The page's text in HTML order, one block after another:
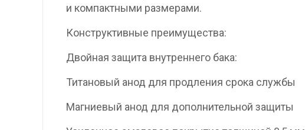
и компактными размерами.
Конструктивные преимущества:
Двойная защита внутреннего бака:
Титановый анод для продления срока службы
Магниевый анод для дополнительной защиты